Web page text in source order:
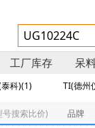
工厂库存 呆
泰科)(1) TI(德州
号搜索比价)
品牌